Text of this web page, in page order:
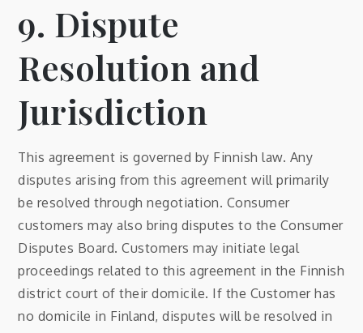
9. Dispute
Resolution and
Jurisdiction
This agreement is governed by Finnish law. Any
disputes arising from this agreement will primarily
be resolved through negotiation. Consumer
customers may also bring disputes to the Consumer
Disputes Board. Customers may initiate legal
proceedings related to this agreement in the Finnish
district court of their domicile. If the Customer has
no domicile in Finland, disputes will be resolved in